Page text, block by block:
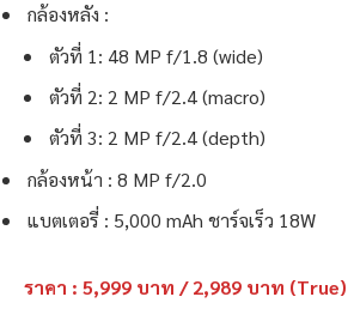
กล้องหลัง :
ตัวที่ 1: 48 MP f/1.8 (wide)
ตัวที่ 2: 2 MP f/2.4 (macro)
ตัวที่ 3: 2 MP f/2.4 (depth)
กล้องหน้า : 8 MP f/2.0
แบตเตอรี่ : 5,000 mAh ชาร์จเร็ว 18W
ราคา : 5,999 บาท / 2,989 บาท (True)